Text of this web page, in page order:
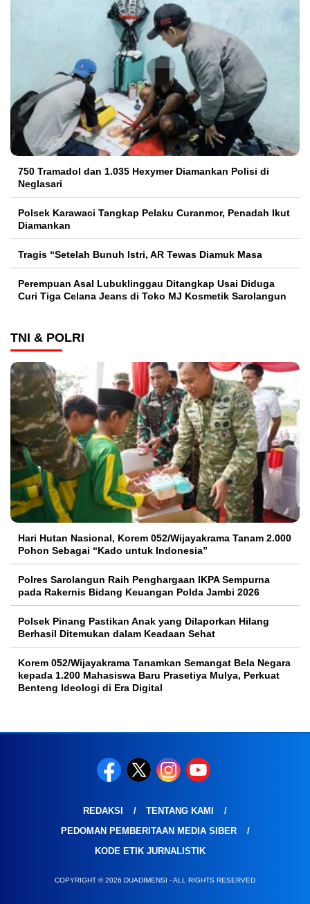
750 Tramadol dan 1.035 Hexymer Diamankan Polisi di
Neglasari
Polsek Karawaci Tangkap Pelaku Curanmor, Penadah Ikut
Diamankan
Tragis “Setelah Bunuh Istri, AR Tewas Diamuk Masa
Perempuan Asal Lubuklinggau Ditangkap Usai Diduga
Curi Tiga Celana Jeans di Toko MJ Kosmetik Sarolangun
TNI & POLRI
Hari Hutan Nasional, Korem 052/Wijayakrama Tanam 2.000
Pohon Sebagai “Kado untuk Indonesia”
Polres Sarolangun Raih Penghargaan IKPA Sempurna
pada Rakernis Bidang Keuangan Polda Jambi 2026
Polsek Pinang Pastikan Anak yang Dilaporkan Hilang
Berhasil Ditemukan dalam Keadaan Sehat
Korem 052/Wijayakrama Tanamkan Semangat Bela Negara
kepada 1.200 Mahasiswa Baru Prasetiya Mulya, Perkuat
Benteng Ideologi di Era Digital
REDAKSI
TENTANG KAMI
PEDOMAN PEMBERITAAN MEDIA SIBER
KODE ETIK JURNALISTIK
COPYRIGHT © 2026 DUADIMENSI - ALL RIGHTS RESERVED